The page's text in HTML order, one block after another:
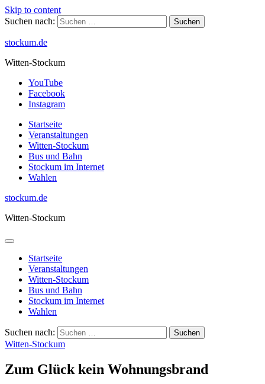
Skip to content
Suchen nach:
stockum.de
Witten-Stockum
YouTube
Facebook
Instagram
Startseite
Veranstaltungen
Witten-Stockum
Bus und Bahn
Stockum im Internet
Wahlen
stockum.de
Witten-Stockum
Startseite
Veranstaltungen
Witten-Stockum
Bus und Bahn
Stockum im Internet
Wahlen
Suchen nach:
Witten-Stockum
Zum Glück kein Wohnungsbrand